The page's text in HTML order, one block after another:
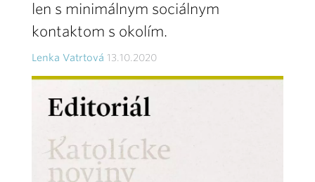
len s minimálnym sociálnym
kontaktom s okolím.
Lenka Vatrtová 13.10.2020